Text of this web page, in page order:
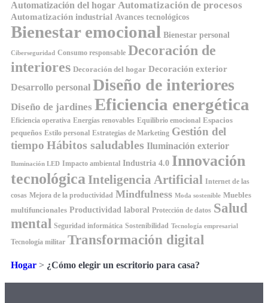
Automatización del hogar Automatización de procesos
Automatización industrial Avances tecnológicos
Bienestar emocional Bienestar personal
Ciberseguridad Consumo responsable Decoración de
interiores Decoración del hogar Decoración exterior
Desarrollo personal Diseño de interiores
Diseño de jardines Eficiencia energética
Eficiencia operativa Energías renovables Equilibrio emocional Espacios
pequeños Estilo personal Estrategias de Marketing Gestión del
tiempo Hábitos saludables Iluminación exterior
Iluminación LED Impacto ambiental Industria 4.0 Innovación
tecnológica Inteligencia Artificial Internet de las
cosas Mejora de la productividad Mindfulness Moda sostenible Muebles
multifuncionales Productividad laboral Protección de datos Salud
mental Seguridad informática Sostenibilidad Tecnología empresarial
Tecnología militar Transformación digital
Hogar > ¿Cómo elegir un escritorio para casa?